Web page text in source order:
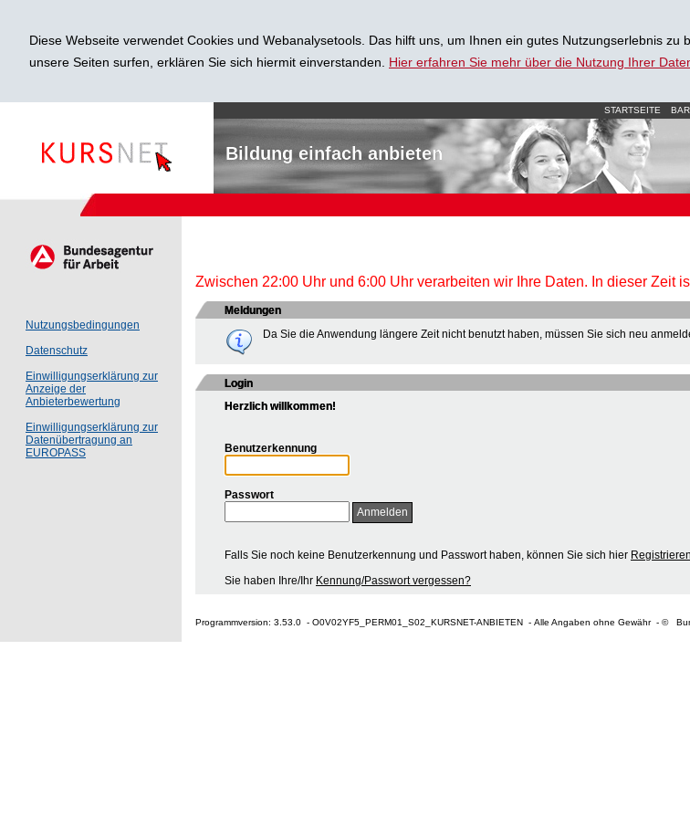
Diese Webseite verwendet Cookies und Webanalysetools. Das hilft uns, um Ihnen ein gutes Nutzungserlebnis
unsere Seiten surfen, erklären Sie sich hiermit einverstanden. Hier erfahren Sie mehr über die Nutzung Ihrer
STARTSEITE
Bildung einfach anbieten
Nutzungsbedingungen
Datenschutz
Einwilligungserklärung zur
Anzeige der
Anbieterbewertung
Einwilligungserklärung zur
Datenübertragung an
EUROPASS
Zwischen 22:00 Uhr und 6:00 Uhr verarbeiten wir Ihre Daten. In dieser Zeit
Meldungen
Da Sie die Anwendung längere Zeit nicht benutzt haben, müssen Sie sich neu
Login
Herzlich willkommen!
Benutzerkennung
Passwort
Falls Sie noch keine Benutzerkennung und Passwort haben, können Sie sich hier Registrieren
Sie haben Ihre/Ihr Kennung/Passwort vergessen?
Programmversion: 3.53.0 - O0V02YF5_PERM01_S02_KURSNET-ANBIETEN - Alle Angaben ohne Gewähr - ©